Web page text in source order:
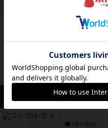
アクセ
コレクト！
1件の投稿